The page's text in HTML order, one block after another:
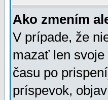
Ako zmením
V prípade, že
mazať len
času po
príspevok,